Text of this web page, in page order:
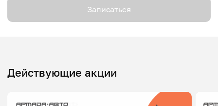
Записаться
Действующие акции